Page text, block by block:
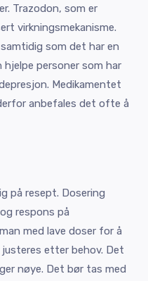
Trazodon, som er
virkningsmekanisme.
som det har en
personer som har
Medikamentet
anbefales det ofte å
på resept. Dosering
respons på
med lave doser for å
justeres etter behov. Det
nøye. Det bør tas med